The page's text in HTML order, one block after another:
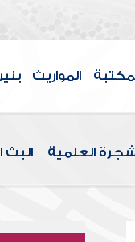
المواريث
العلمية البث